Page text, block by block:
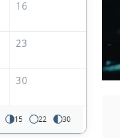
16
23
30
15 22 30